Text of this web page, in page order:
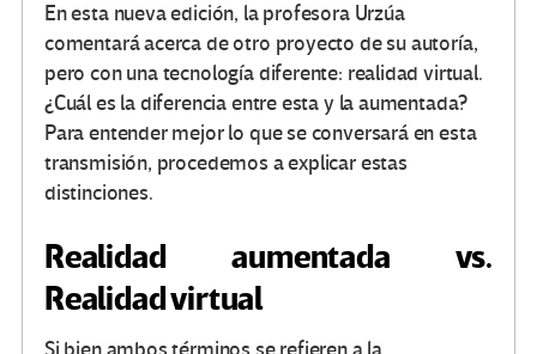
En esta nueva edición, la profesora Urzúa
comentará acerca de otro proyecto de su autoría,
pero con una tecnología diferente: realidad virtual.
¿Cuál es la diferencia entre esta y la aumentada?
Para entender mejor lo que se conversará en esta
transmisión, procedemos a explicar estas
distinciones.
Realidad aumentada vs.
Realidad virtual